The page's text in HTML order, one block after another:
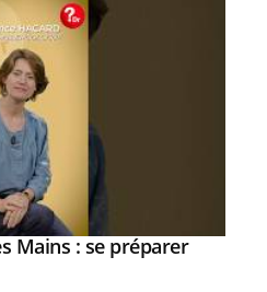
Mains : se préparer